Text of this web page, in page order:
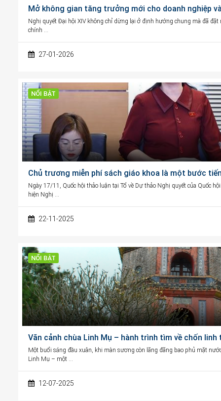
Mở không gian tăng trưởng mới cho doanh nghiệp
Nghị quyết Đại hội XIV không chỉ dừng lại ở định hướng chung mà đã đặt
chính …
27-01-2026
NỔI BẬT
Chủ trương miễn phí sách giáo khoa là một bước
Ngày 17/11, Quốc hội thảo luận tại Tổ về Dự thảo Nghị quyết của Quốc
hiện Nghị …
22-11-2025
NỔI BẬT
Vãn cảnh chùa Linh Mụ – hành trình tìm về chốn
Một buổi sáng đầu xuân, khi màn sương còn lãng đãng bao phủ mặt
Linh Mụ – một …
12-07-2025